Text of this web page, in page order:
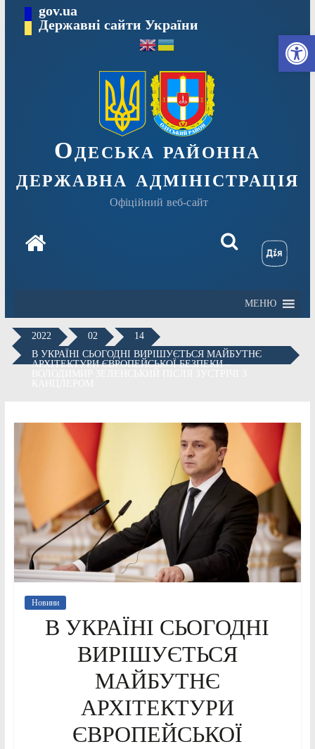
Перейтиgov.ua
Державні сайти України
Одеська районна
державна адміністрація
Офіційний веб-сайт
МЕНЮ
2022 02
14
В УКРАЇНІ СЬОГОДНІ ВИРІШУЄТЬСЯ МАЙБУТНЄ
АРХІТЕКТУРИ ЄВРОПЕЙСЬКОЇ БЕЗПЕКИ –
Новини
В УКРАЇНІ СЬОГОДНІ
ВИРІШУЄТЬСЯ
МАЙБУТНЄ
АРХІТЕКТУРИ
ЄВРОПЕЙСЬКОЇ